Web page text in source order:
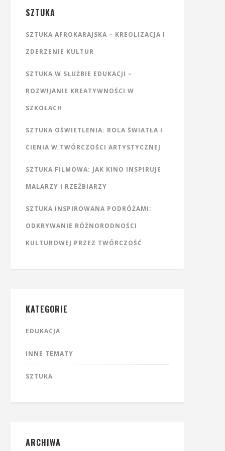
SZTUKA
SZTUKA AFROKARAJSKA – KREOLIZACJA I
ZDERZENIE KULTUR
SZTUKA W SŁUŻBIE EDUKACJI –
ROZWIJANIE KREATYWNOŚCI W
SZKOŁACH
SZTUKA OŚWIETLENIA: ROLA ŚWIATŁA I
CIENIA W TWÓRCZOŚCI ARTYSTYCZNEJ
SZTUKA FILMOWA: JAK KINO INSPIRUJE
MALARZY I RZEŹBIARZY
SZTUKA INSPIROWANA PODRÓŻAMI:
ODKRYWANIE RÓŻNORODNOŚCI
KULTUROWEJ PRZEZ TWÓRCZOŚĆ
KATEGORIE
EDUKACJA
INNE TEMATY
SZTUKA
ARCHIWA